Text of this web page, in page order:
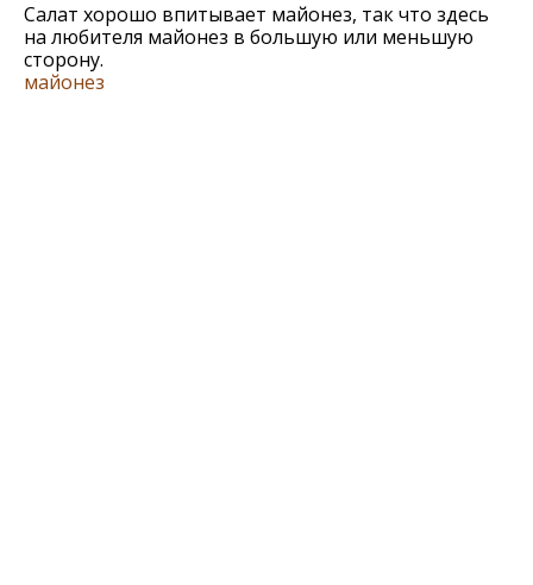
Салат хорошо впитывает майонез, так что здесь
на любителя майонез в большую или меньшую
сторону.
майонез